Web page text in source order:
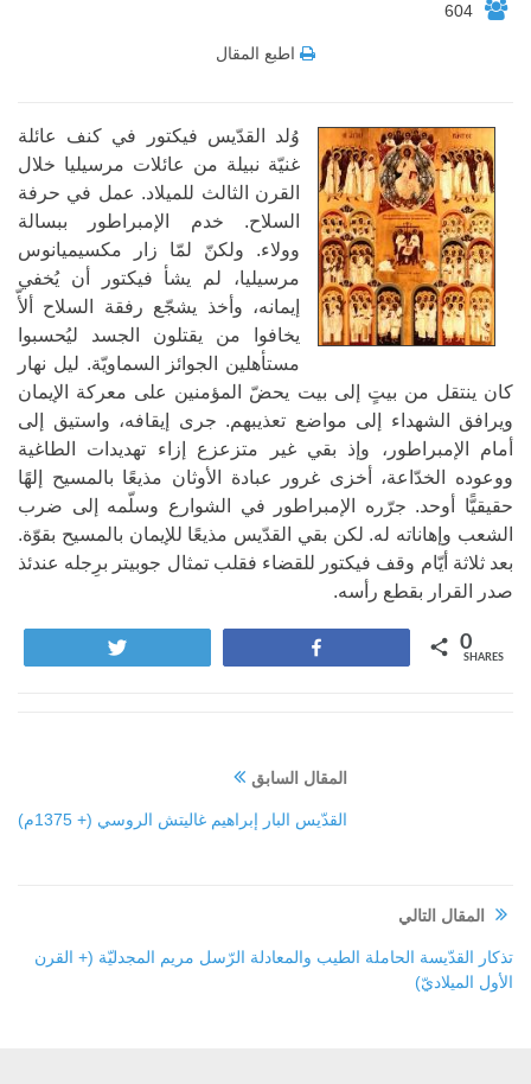
604
اطبع المقال
وُلد القدّيس فيكتور في كنف عائلة
غنيّة نبيلة من عائلات مرسيليا خلال
القرن الثالث للميلاد. عمل في حرفة
السلاح. خدم الإمبراطور ببسالة
وولاء. ولكنّ لمّا زار مكسيميانوس
مرسيليا، لم يشأ فيكتور أن يُخفي
إيمانه، وأخذ يشجّع رفقة السلاح ألأّ
يخافوا من يقتلون الجسد ليُحسبوا
مستأهلين الجوائز السماويّة. ليل نهار
كان ينتقل من بيتٍ إلى بيت يحضّ المؤمنين على معركة الإيمان
ويرافق الشهداء إلى مواضع تعذيبهم. جرى إيقافه، واستيق إلى
أمام الإمبراطور، وإذ بقي غير متزعزع إزاء تهديدات الطاغية
ووعوده الخدّاعة، أخزى غرور عبادة الأوثان مذيعًا بالمسيح إلهًا
حقيقيًّا أوحد. جرّره الإمبراطور في الشوارع وسلّمه إلى ضرب
الشعب وإهاناته له. لكن بقي القدّيس مذيعًا للإيمان بالمسيح بقوّة.
بعد ثلاثة أيّام وقف فيكتور للقضاء فقلب تمثال جوبيتر برِجله عندئذ
صدر القرار بقطع رأسه.
0
SHARES
المقال السابق
القدّيس البار إبراهيم غاليتش الروسي (+ 1375م)
المقال التالي
تذكار القدّيسة الحاملة الطيب والمعادلة الرّسل مريم المجدليّة (+ القرن
الأول الميلاديّ)